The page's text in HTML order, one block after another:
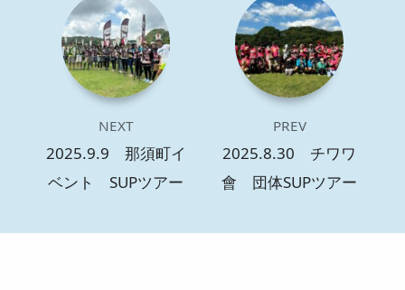
NEXT
2025.9.9 那須町イ
ベント SUPツアー
PREV
2025.8.30 チワワ
會 団体SUPツアー